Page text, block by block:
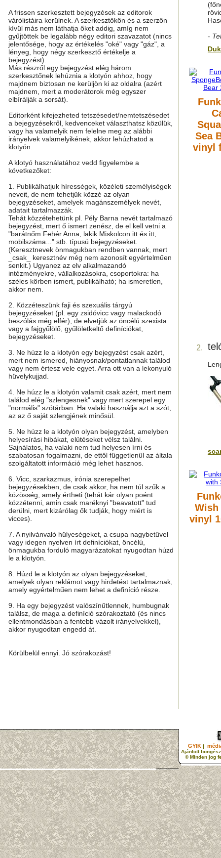
A frissen szerkesztett bejegyzések az editorok
várólistáira kerülnek. A szerkesztőkön és a szerzőn
kívül más nem láthatja őket addig, amíg nem
gyűjtöttek be legalább négy editori szavazatot (nincs
jelentősége, hogy az értékelés "oké" vagy "gáz", a
lényeg, hogy négy szerkesztő értékelje a
bejegyzést).
Más részről egy bejegyzést elég három
szerkesztőnek lehúznia a klotyón ahhoz, hogy
majdnem biztosan ne kerüljön ki az oldalra (azért
majdnem, mert a moderátorok még egyszer
elbírálják a sorsát).
Editorként kifejezheted tetszésedet/nemtetszésedet
a bejegyzésekről, kedvenceket választhatsz közülük,
vagy ha valamelyik nem felelne meg az alábbi
irányelvek valamelyikének, akkor lehúzhatod a
klotyón.
A klotyó használatához vedd figyelembe a
következőket:
1. Publikálhatjuk hírességek, közéleti személyiségek
neveit, de nem tehetjük közzé az olyan
bejegyzéseket, amelyek magánszemélyek nevét,
adatait tartalmazzák.
Tehát közzétehetünk pl. Pély Barna nevét tartalmazó
bejegyzést, mert ő ismert zenész, de el kell vetni a
"barátnőm Fehér Anna, lakik Miskolcon itt és itt,
mobilszáma..." stb. típusú bejegyzéseket.
(Keresztnevek önmagukban rendben vannak, mert
_csak_ keresztnév még nem azonosít egyértelműen
senkit.) Ugyanez az elv alkalmazandó
intézményekre, vállalkozásokra, csoportokra: ha
széles körben ismert, publikálható; ha ismeretlen,
akkor nem.
2. Közzéteszünk faji és szexuális tárgyú
bejegyzéseket (pl. egy zsidóvicc vagy malackodó
beszólás még elfér), de elvetjük az öncélú szexista
vagy a fajgyűlölő, gyűlöletkeltő definíciókat,
bejegyzéseket.
3. Ne húzz le a klotyón egy bejegyzést csak azért,
mert nem ismered, hiányosnak/pontatlannak találod
vagy nem értesz vele egyet. Arra ott van a lekonyuló
hüvelykujjad.
4. Ne húzz le a klotyón valamit csak azért, mert nem
találod elég "szlengesnek" vagy mert szerepel egy
"normális" szótárban. Ha valaki használja azt a szót,
az az ő saját szlengjének minősül.
5. Ne húzz le a klotyón olyan bejegyzést, amelyben
helyesírási hibákat, elütéseket vélsz találni.
Sajnálatos, ha valaki nem tud helyesen írni és
szabatosan fogalmazni, de ettől függetlenül az általa
szolgáltatott információ még lehet hasznos.
6. Vicc, szarkazmus, irónia szerepelhet
bejegyzésekben, de csak akkor, ha nem túl szűk a
közösség, amely értheti (tehát kár olyan poént
közzétenni, amin csak maréknyi "beavatott" tud
derülni, mert kizárólag ők tudják, hogy miért is
vicces).
7. A nyilvánvaló hülyeségeket, a csupa nagybetűvel
vagy idegen nyelven írt definíciókat, öncélú,
önmagukba forduló magyarázatokat nyugodtan húzd
le a klotyón.
8. Húzd le a klotyón az olyan bejegyzéseket,
amelyek olyan reklámot vagy hirdetést tartalmaznak,
amely egyértelműen nem lehet a definíció része.
9. Ha egy bejegyzést valószínűtlennek, humbugnak
találsz, de maga a definíció szórakoztató (és nincs
ellentmondásban a fentebb vázolt irányelvekkel),
akkor nyugodtan engedd át.
Körülbelül ennyi. Jó szórakozást!
-
Sea
vinyl
2.
Wish
vinyl
GYIK |
Ajánlott
© Minden jog